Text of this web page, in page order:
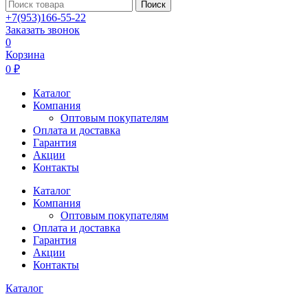
Поиск
+7(953)166-55-22
Заказать звонок
0
Корзина
0 ₽
Каталог
Компания
Оптовым покупателям
Оплата и доставка
Гарантия
Акции
Контакты
Каталог
Компания
Оптовым покупателям
Оплата и доставка
Гарантия
Акции
Контакты
Каталог